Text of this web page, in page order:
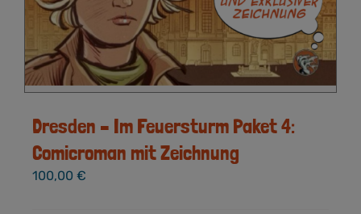
Dresden – Im Feuersturm Paket 4:
Comicroman mit Zeichnung
100,00 €